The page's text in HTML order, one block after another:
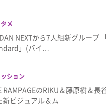
メ
NEXTから7⼈組新グループ
」(バイ…
ション
RAMPAGEのRIKU＆藤原樹＆長
新ビジュアル＆ム…